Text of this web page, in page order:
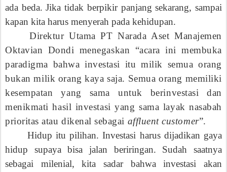
ada beda. Jika tidak berpikir panjang sekarang, sampai
kapan kita harus menyerah pada kehidupan.
Direktur Utama PT Narada Aset Manajemen
Oktavian Dondi menegaskan “acara ini membuka
paradigma bahwa investasi itu milik semua orang
bukan milik orang kaya saja. Semua orang memiliki
kesempatan yang sama untuk berinvestasi dan
menikmati hasil investasi yang sama layak nasabah
prioritas atau dikenal sebagai affluent customer”.
Hidup itu pilihan. Investasi harus dijadikan gaya
hidup supaya bisa jalan beriringan. Sudah saatnya
sebagai milenial, kita sadar bahwa investasi akan